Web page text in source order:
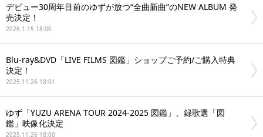
デビュー30周年目前のゆずが放つ“全曲新曲”のNEW ALBUM 発
売決定！
2026.1.15 18:00
Blu-ray&DVD「LIVE FILMS 図鑑」ショップご予約/ご購入特典
決定！
2025.11.26 18:01
ゆず「YUZU ARENA TOUR 2024-2025 図鑑」、録歌選「図
鑑」映像化決定
2025.11.26 18:00